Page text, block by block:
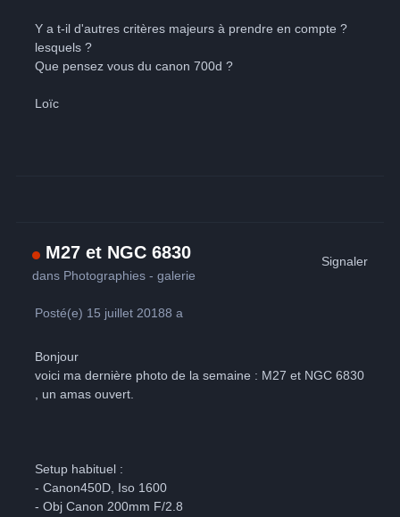
Y a t-il d'autres critères majeurs à prendre en compte ?
lesquels ?
Que pensez vous du canon 700d ?
Loïc
M27 et NGC 6830
dans Photographies - galerie
Signaler
Posté(e) 15 juillet 20188 a
Bonjour
voici ma dernière photo de la semaine : M27 et NGC 6830
, un amas ouvert.
Setup habituel :
- Canon450D, Iso 1600
- Obj Canon 200mm F/2.8